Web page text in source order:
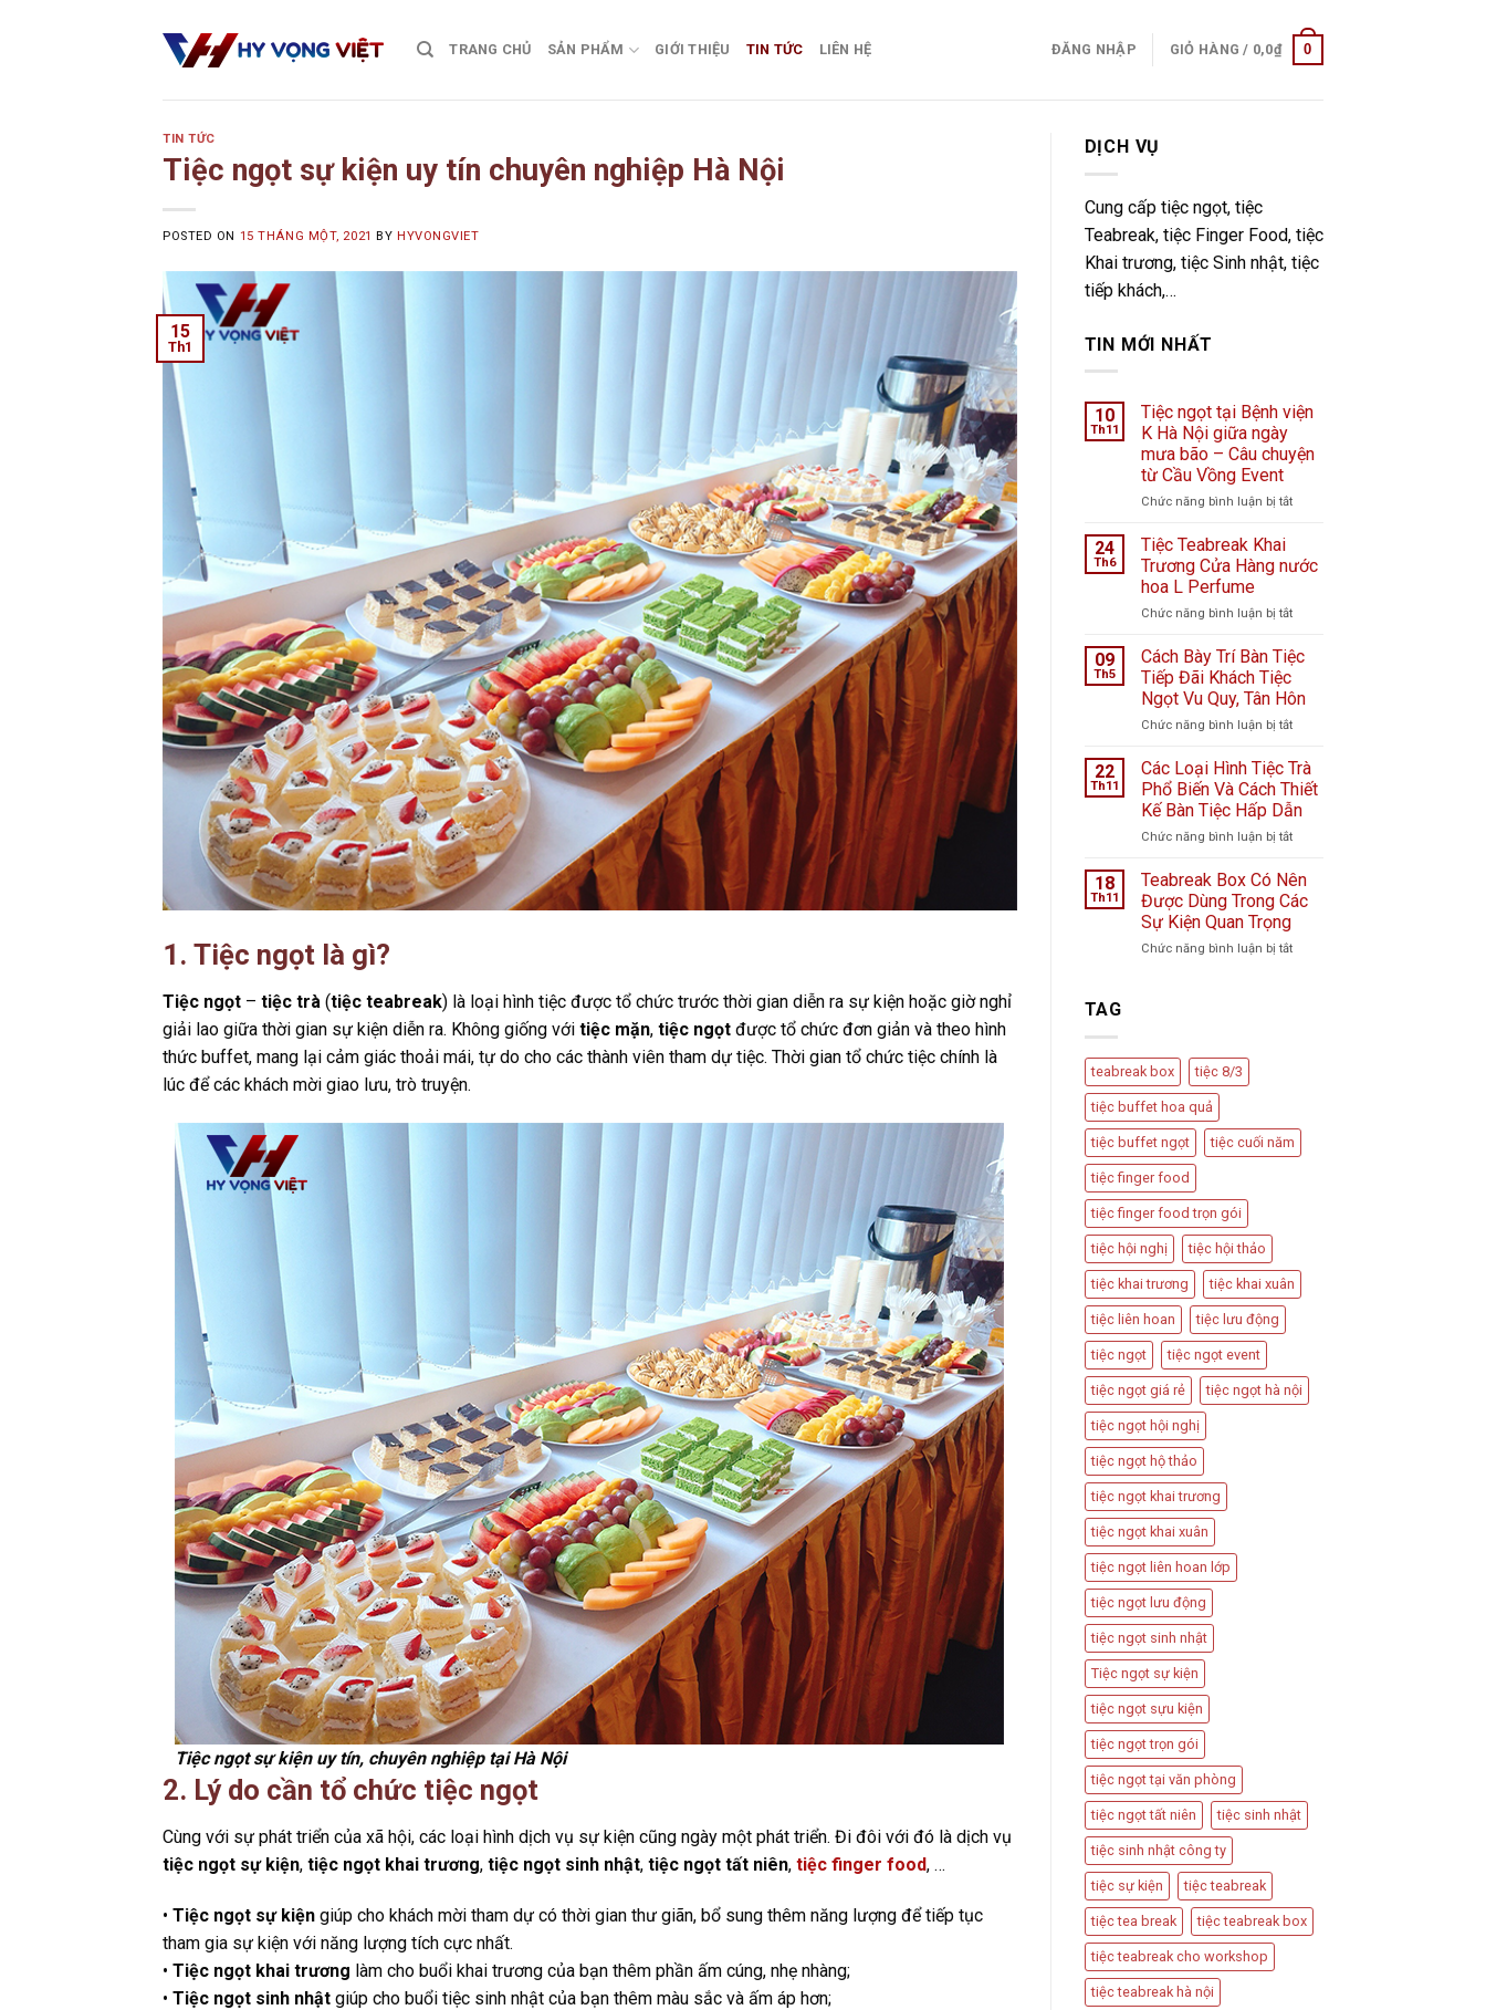
TRANG CHỦ SẢN PHẨM GIỚI THIỆU TIN TỨC LIÊN HỆ ĐĂNG NHẬP GIỎ HÀNG / 0,0₫ 0
TIN TỨC
Tiệc ngọt sự kiện uy tín chuyên nghiệp Hà Nội
POSTED ON 15 THÁNG MỘT, 2021 BY HYVONGVIET
15
Th1
1. Tiệc ngọt là gì?
Tiệc ngọt – tiệc trà (tiệc teabreak) là loại hình tiệc được tổ chức trước thời gian diễn ra sự kiện hoặc giờ nghỉ
giải lao giữa thời gian sự kiện diễn ra. Không giống với tiệc mặn, tiệc ngọt được tổ chức đơn giản và theo hình
thức buffet, mang lại cảm giác thoải mái, tự do cho các thành viên tham dự tiệc. Thời gian tổ chức tiệc chính là
lúc để các khách mời giao lưu, trò truyện.
Tiệc ngọt sự kiện uy tín, chuyên nghiệp tại Hà Nội
2. Lý do cần tổ chức tiệc ngọt
Cùng với sự phát triển của xã hội, các loại hình dịch vụ sự kiện cũng ngày một phát triển. Đi đôi với đó là dịch vụ
tiệc ngọt sự kiện, tiệc ngọt khai trương, tiệc ngọt sinh nhật, tiệc ngọt tất niên, tiệc finger food, …
• Tiệc ngọt sự kiện giúp cho khách mời tham dự có thời gian thư giãn, bổ sung thêm năng lượng để tiếp tục
tham gia sự kiện với năng lượng tích cực nhất.
• Tiệc ngọt khai trương làm cho buổi khai trương của bạn thêm phần ấm cúng, nhẹ nhàng;
• Tiệc ngọt sinh nhật giúp cho buổi tiệc sinh nhật của bạn thêm màu sắc và ấm áp hơn;
DỊCH VỤ
Cung cấp tiệc ngọt, tiệc
Teabreak, tiệc Finger Food, tiệc
Khai trương, tiệc Sinh nhật, tiệc
tiếp khách,…
TIN MỚI NHẤT
10
Th11
Tiệc ngọt tại Bệnh viện
K Hà Nội giữa ngày
mưa bão – Câu chuyện
từ Cầu Vồng Event
Chức năng bình luận bị tắtở
tại
Bệnh
K
Nội
giữa
ngày
mưa
bão
Câu
chuyện
từ
Cầu
Vồng
24
Th6
Tiệc Teabreak Khai
Trương Cửa Hàng nước
hoa L Perfume
Chức năng bình luận bị tắtở
Teabreak
Khai
Cửa
Hàng
hoa
L
Perfume
09
Th5
Cách Bày Trí Bàn Tiệc
Tiếp Đãi Khách Tiệc
Ngọt Vu Quy, Tân Hôn
Chức năng bình luận bị tắtở
Bày
Trí
Bàn
Tiệc
Tiếp
Khách
Tiệc
Vu
Quy,
22
Th11
Các Loại Hình Tiệc Trà
Phổ Biến Và Cách Thiết
Kế Bàn Tiệc Hấp Dẫn
Chức năng bình luận bị tắtở
Loại
Hình
Tiệc
Trà
Phổ
18
Th11
Teabreak Box Có Nên
Được Dùng Trong Các
Sự Kiện Quan Trọng
Chức năng bình luận bị tắtở
Kiện
Quan
TAG
teabreak box tiệc 8/3
tiệc buffet hoa quả
tiệc buffet ngọt tiệc cuối năm
tiệc finger food
tiệc finger food trọn gói
tiệc hội nghị tiệc hội thảo
tiệc khai trương tiệc khai xuân
tiệc liên hoan tiệc lưu động
tiệc ngọt tiệc ngọt event
tiệc ngọt giá rẻ tiệc ngọt hà nội
tiệc ngọt hội nghị
tiệc ngọt hộ thảo
tiệc ngọt khai trương
tiệc ngọt khai xuân
tiệc ngọt liên hoan lớp
tiệc ngọt lưu động
tiệc ngọt sinh nhật
Tiệc ngọt sự kiện
tiệc ngọt sựu kiện
tiệc ngọt trọn gói
tiệc ngọt tại văn phòng
tiệc ngọt tất niên tiệc sinh nhật
tiệc sinh nhật công ty
tiệc sự kiện tiệc teabreak
tiệc tea break tiệc teabreak box
tiệc teabreak cho workshop
tiệc teabreak hà nội